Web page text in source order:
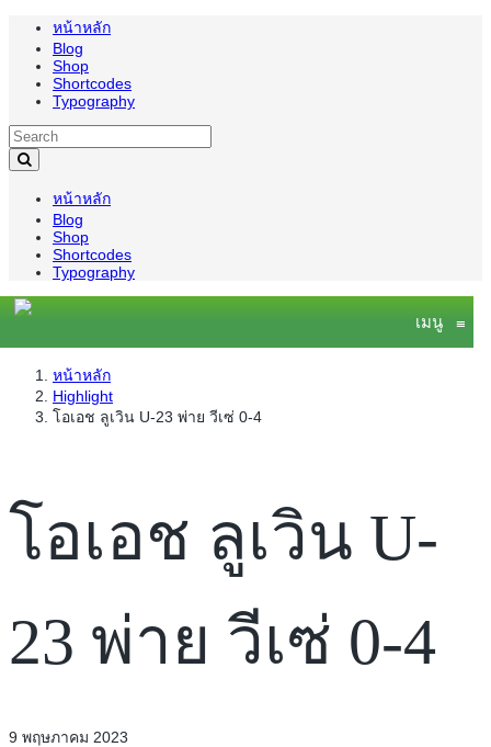
หน้าหลัก
Blog
Shop
Shortcodes
Typography
หน้าหลัก
Blog
Shop
Shortcodes
Typography
เมนู ≡
หน้าหลัก
Highlight
โอเอช ลูเวิน U-23 พ่าย วีเซ่ 0-4
โอเอช ลูเวิน U-
23 พ่าย วีเซ่ 0-4
9 พฤษภาคม 2023